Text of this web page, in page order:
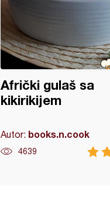
Afrički gulaš sa
kikirikijem
Autor: books.n.cook
4639